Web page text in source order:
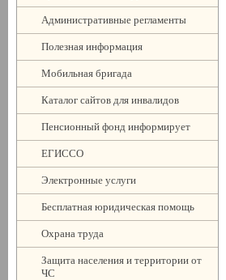
Административные регламенты
Полезная информация
Мобильная бригада
Каталог сайтов для инвалидов
Пенсионный фонд информирует
ЕГИССО
Электронные услуги
Бесплатная юридическая помощь
Охрана труда
Защита населения и территории от
ЧС